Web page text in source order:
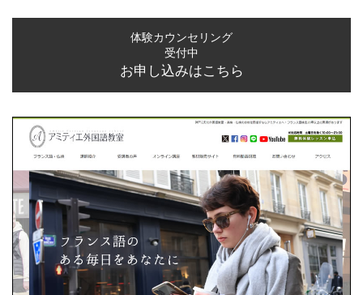
体験カウンセリング
受付中
お申し込みはこちら